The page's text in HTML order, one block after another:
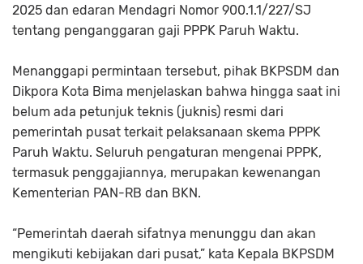
2025 dan edaran Mendagri Nomor 900.1.1/227/SJ
tentang penganggaran gaji PPPK Paruh Waktu.
Menanggapi permintaan tersebut, pihak BKPSDM dan
Dikpora Kota Bima menjelaskan bahwa hingga saat ini
belum ada petunjuk teknis (juknis) resmi dari
pemerintah pusat terkait pelaksanaan skema PPPK
Paruh Waktu. Seluruh pengaturan mengenai PPPK,
termasuk penggajiannya, merupakan kewenangan
Kementerian PAN-RB dan BKN.
“Pemerintah daerah sifatnya menunggu dan akan
mengikuti kebijakan dari pusat,” kata Kepala BKPSDM